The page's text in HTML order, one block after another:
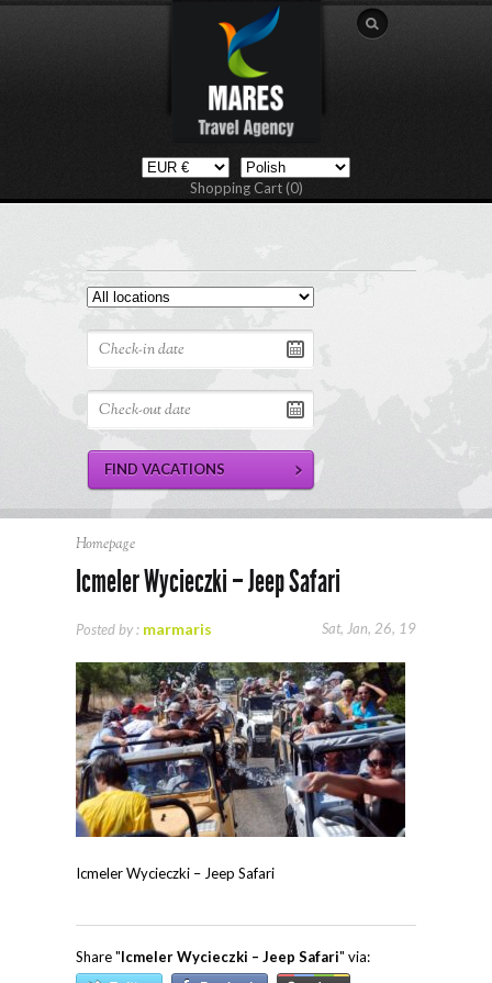
Shopping Cart (0)
Homepage
Icmeler Wycieczki – Jeep Safari
Sat, Jan, 26, 19
Posted by : marmaris
Icmeler Wycieczki – Jeep Safari
Share "Icmeler Wycieczki – Jeep Safari" via: